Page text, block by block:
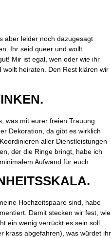
aber leider noch dazugesagt
Ihr seid queer und wollt
Mir ist egal, wen oder wie ihr
heiraten. Den Rest klären wir
was mit eurer freien Trauung
Dekoration, da gibt es wirklich
aller Dienstleistungen
der die Ringe bringt, habe ich
Aufwand für euch.
Hochzeitspaare sind, habe
Damit stecken wir fest, wie
ein wenig verrückt es sein soll.
krass abgefahren), was würdet ihr